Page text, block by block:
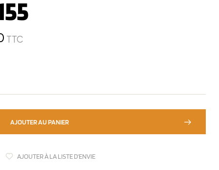
TTC
AJOUTER AU PANIER
AJOUTER À LA LISTE D'ENVIE